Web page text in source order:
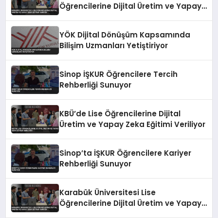
Öğrencilerine Dijital Üretim ve Yapay
YÖK Dijital Dönüşüm Kapsamında
Bilişim Uzmanları Yetiştiriyor
Sinop İŞKUR Öğrencilere Tercih
Rehberliği Sunuyor
KBÜ’de Lise Öğrencilerine Dijital
Üretim ve Yapay Zeka Eğitimi Veriliyor
Sinop’ta İŞKUR Öğrencilere Kariyer
Rehberliği Sunuyor
Karabük Üniversitesi Lise
Öğrencilerine Dijital Üretim ve Yapay